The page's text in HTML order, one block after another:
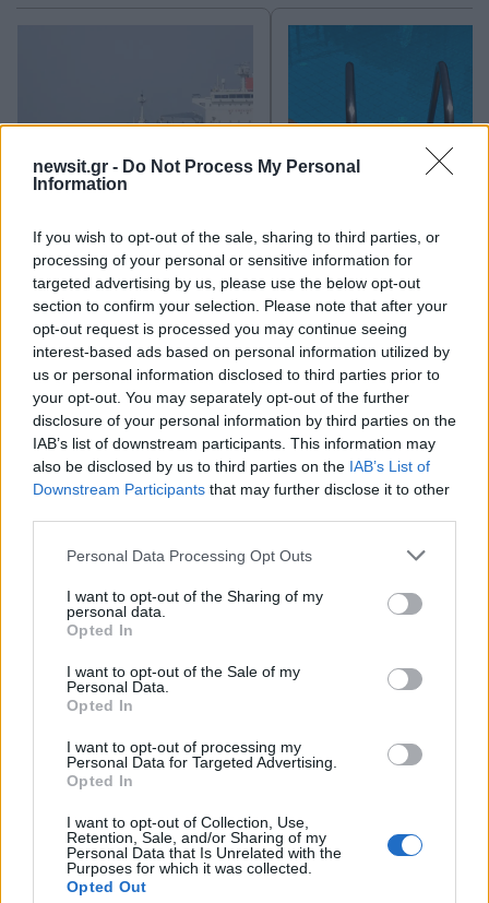
newsit.gr - Do Not Process My Personal
Information
If you wish to opt-out of the sale, sharing to third parties, or
processing of your personal or sensitive information for
targeted advertising by us, please use the below opt-out
section to confirm your selection. Please note that after your
opt-out request is processed you may continue seeing
interest-based ads based on personal information utilized by
us or personal information disclosed to third parties prior to
your opt-out. You may separately opt-out of the further
disclosure of your personal information by third parties on the
IAB’s list of downstream participants. This information may
also be disclosed by us to third parties on the IAB’s List of
Downstream Participants that may further disclose it to other
Please note that this website/app uses one or more Google
not limited to your visit or usage behaviour. You may click to
grant or deny consent to Google and its third-party tags to
use your data for below specified purposes in below Google
consent section.
Personal Data Processing Opt Outs
I want to opt-out of the Sharing of my
personal data.
Opted In
I want to opt-out of the Sale of my
Personal Data.
Opted In
I want to opt-out of processing my
Personal Data for Targeted Advertising.
Opted In
I want to opt-out of Collection, Use,
Retention, Sale, and/or Sharing of my
Personal Data that Is Unrelated with the
Purposes for which it was collected.
Opted Out
Σχόλια
Σχολίασε εδώ
50 /50
Υποβολή σχολίου
Πολιτική Απορρήτου&Όροι Χρήσηςτης Google.
Πολιτική
ΑΝΔΡΕΑΣ ΠΑΠΑΝΔΡΕΟΥ
στις ΗΠΑ για τα Στενά του
Ορμούζ - «Ποτέ δεν θα
κάνουμε πίσω, είτε σε
πόλεμο είτε σε
διαπραγματεύσεις»
4χρονος βρέθηκε
σε πισίνα